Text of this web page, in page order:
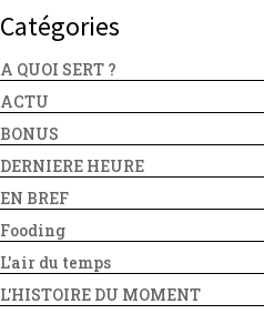
Catégories
A QUOI SERT ?
ACTU
BONUS
DERNIERE HEURE
EN BREF
Fooding
L'air du temps
L'HISTOIRE DU MOMENT